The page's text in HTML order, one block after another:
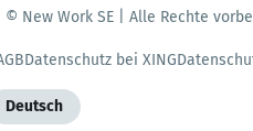
© New Work SE | Alle Rechte
Datenschutz bei XING
Deutsch